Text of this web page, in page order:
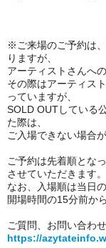
※ご来場のご予約は
りますが、
アーティストさんへ
その際はアーティス
っていますが、
SOLD OUTしている
た際は、
ご入場できない場合
ご予約は先着順とな
させていただきます。
なお、入場順は当日
開場時間の15分前か
ご質問、お問い合わ
https://